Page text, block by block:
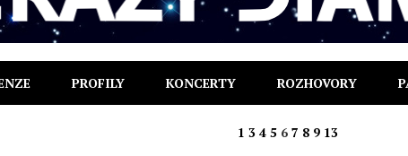
PROFILY KONCERTY ROZHOVORY
1 3 4 5 6 7 8 9 13